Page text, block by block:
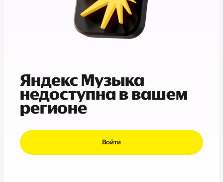
Яндекс Музыка
недоступна в вашем
регионе
Войти